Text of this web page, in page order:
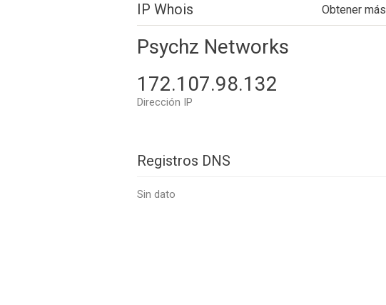
IP Whois Obtener más
Psychz Networks
172.107.98.132
Dirección IP
Registros DNS
Sin dato